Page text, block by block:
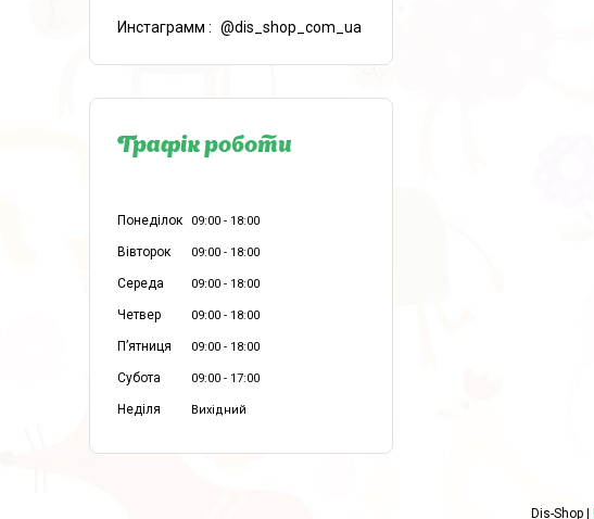
Инстаграмм @dis_shop_com_ua
Графік роботи
Понеділок 09:00 18:00
Вівторок 09:00 18:00
Середа 09:00 18:00
Четвер 09:00 18:00
Пʼятниця 09:00 18:00
Субота 09:00 17:00
Неділя Вихідний